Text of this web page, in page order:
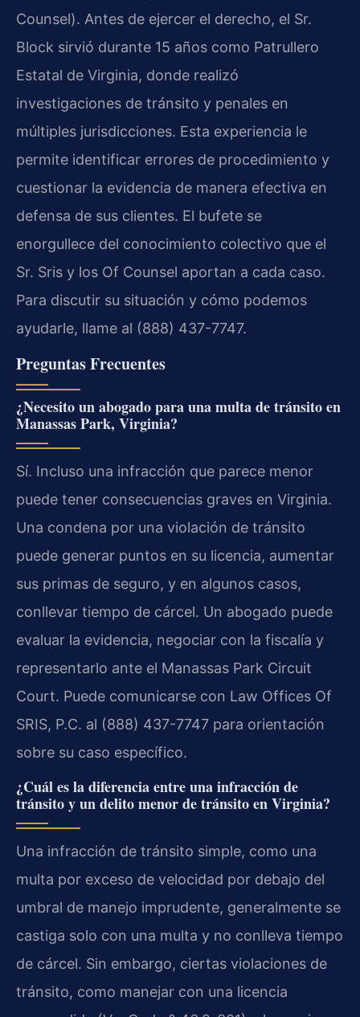
Counsel). Antes de ejercer el derecho, el Sr.
Block sirvió durante 15 años como Patrullero
Estatal de Virginia, donde realizó
investigaciones de tránsito y penales en
múltiples jurisdicciones. Esta experiencia le
permite identificar errores de procedimiento y
cuestionar la evidencia de manera efectiva en
defensa de sus clientes. El bufete se
enorgullece del conocimiento colectivo que el
Sr. Sris y los Of Counsel aportan a cada caso.
Para discutir su situación y cómo podemos
ayudarle, llame al (888) 437-7747.
Preguntas Frecuentes
¿Necesito un abogado para una multa de tránsito en
Manassas Park, Virginia?
Sí. Incluso una infracción que parece menor
puede tener consecuencias graves en Virginia.
Una condena por una violación de tránsito
puede generar puntos en su licencia, aumentar
sus primas de seguro, y en algunos casos,
conllevar tiempo de cárcel. Un abogado puede
evaluar la evidencia, negociar con la fiscalía y
representarlo ante el Manassas Park Circuit
Court. Puede comunicarse con Law Offices Of
SRIS, P.C. al (888) 437-7747 para orientación
sobre su caso específico.
¿Cuál es la diferencia entre una infracción de
tránsito y un delito menor de tránsito en Virginia?
Una infracción de tránsito simple, como una
multa por exceso de velocidad por debajo del
umbral de manejo imprudente, generalmente se
castiga solo con una multa y no conlleva tiempo
de cárcel. Sin embargo, ciertas violaciones de
tránsito, como manejar con una licencia